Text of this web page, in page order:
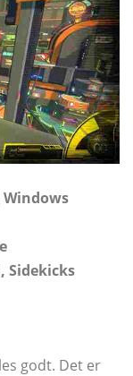
Sidekicks
godt. Det er